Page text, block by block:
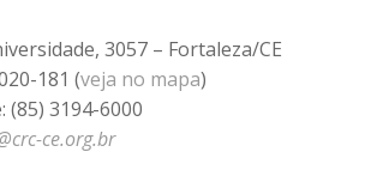
3057 – Fortaleza/CE
181 (veja no mapa)
(85) 3194-6000
ce.org.br